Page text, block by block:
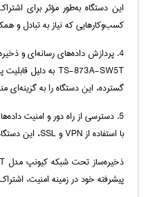
کسب‌وکارهایی که نیاز به تبادل و
4. پردازش داده‌های رسانه‌ای و ذخیره‌سازی محتوای حجیم
گسترده، این دستگاه را به گزینه‌ای
5. دسترسی از راه دور و امنیت داده‌ها
با استفاده از VPN و SSL، این دستگاه امکان دسترسی از راه دور به داده‌ها را با امنیت بالا فراهم می‌کند. همچنین، ویژگی‌هایی مانند رمزگذاری داده‌ها و کنترل‌های امنیتی پیشرفته، تضمین می‌کند که اطلاعات از تهدیدات امنیتی محافظت می‌شوند.
پیشرفته خود در زمینه امنیت،